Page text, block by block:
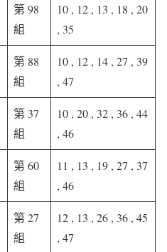
第 98
組
10 , 12 , 13 , 18 , 20
, 35
第 88
組
10 , 12 , 14 , 27 , 39
, 47
第 37
組
10 , 20 , 32 , 36 , 44
, 46
第 60
組
11 , 13 , 19 , 27 , 37
, 46
第 27
組
12 , 13 , 26 , 36 , 45
, 47